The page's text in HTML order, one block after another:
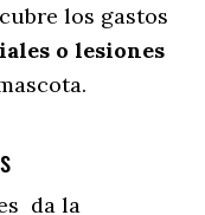
los gastos
o lesiones
da la